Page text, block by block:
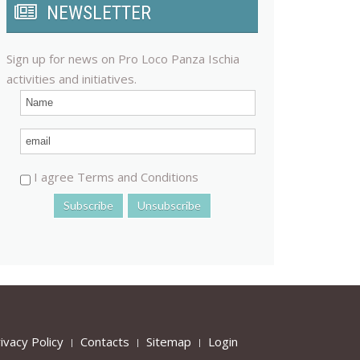
NEWSLETTER
Sign up for news on Pro Loco Panza Ischia
activities and initiatives.
I agree Terms and Conditions
Policy Contacts Sitemap Login